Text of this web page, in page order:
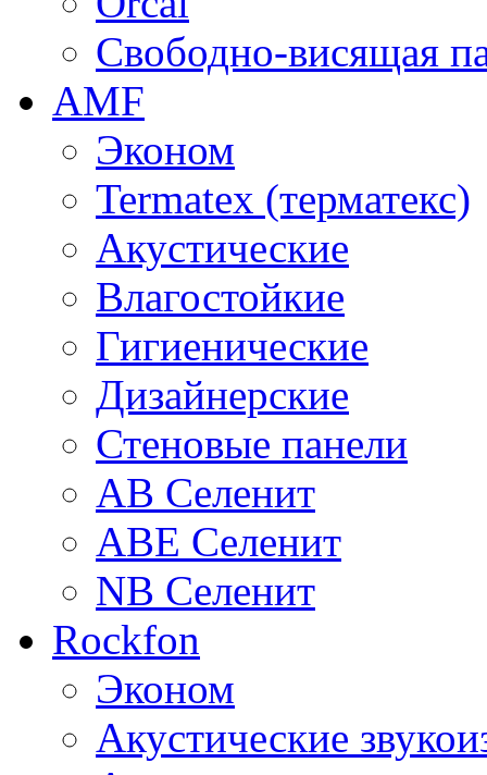
Свободно-висящая
AMF
Эконом
Termatex (терматекс)
Акустические
Влагостойкие
Гигиенические
Дизайнерские
Стеновые панели
AB Селенит
ABE Селенит
NB Селенит
Rockfon
Эконом
Акустические